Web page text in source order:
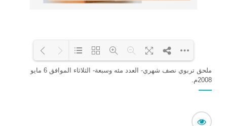
ملحق تربوي نصف شهري- العدد مئه وسبعة- الثلاثاء الموافق 6 مايو
2008م.